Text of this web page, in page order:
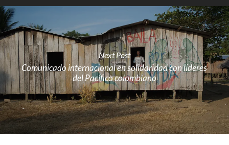
Next Post
Comunicado internacional en solidaridad con líderes
del Pacífico colombiano